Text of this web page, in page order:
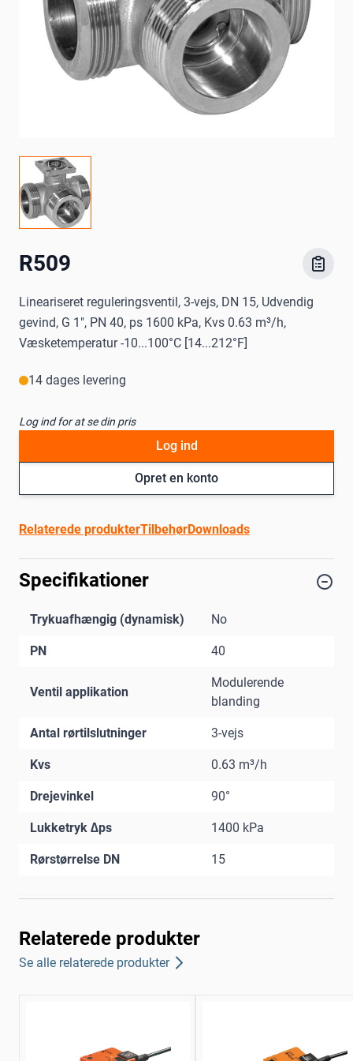
R509
Lineariseret reguleringsventil, 3-vejs, DN 15, Udvendig
gevind, G 1", PN 40, ps 1600 kPa, Kvs 0.63 m³/h,
Væsketemperatur -10...100°C [14...212°F]
14 dages levering
Log ind for at se din pris
Opret en konto
Log ind
Relaterede produkterTilbehørDownloads
Specifikationer
Trykuafhængig (dynamisk) No
PN 40
Ventil applikation
Modulerende
blanding
Antal rørtilslutninger 3-vejs
Kvs 0.63 m³/h
Drejevinkel 90°
Lukketryk ∆ps 1400 kPa
Rørstørrelse DN 15
Relaterede produkter
Se alle relaterede produkter